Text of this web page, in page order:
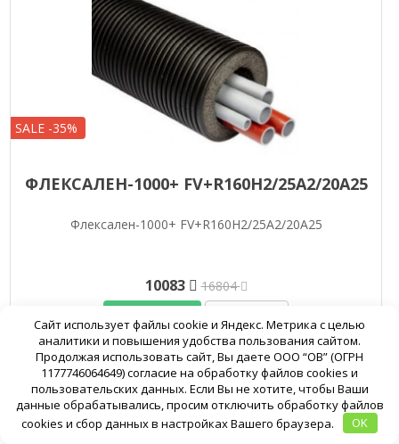
SALE -35%
ФЛЕКСАЛЕН-1000+ FV+R160H2/25A2/20A25
Флексален-1000+ FV+R160H2/25A2/20A25
10083
16804
Сайт использует файлы cookie и Яндекс. Метрика с целью
аналитики и повышения удобства пользования сайтом.
Продолжая использовать сайт, Вы даете ООО “ОВ” (ОГРН
1177746064649) согласие на обработку файлов cookies и
пользовательских данных. Если Вы не хотите, чтобы Ваши
данные обрабатывались, просим отключить обработку файлов
cookies и сбор данных в настройках Вашего браузера.
OK